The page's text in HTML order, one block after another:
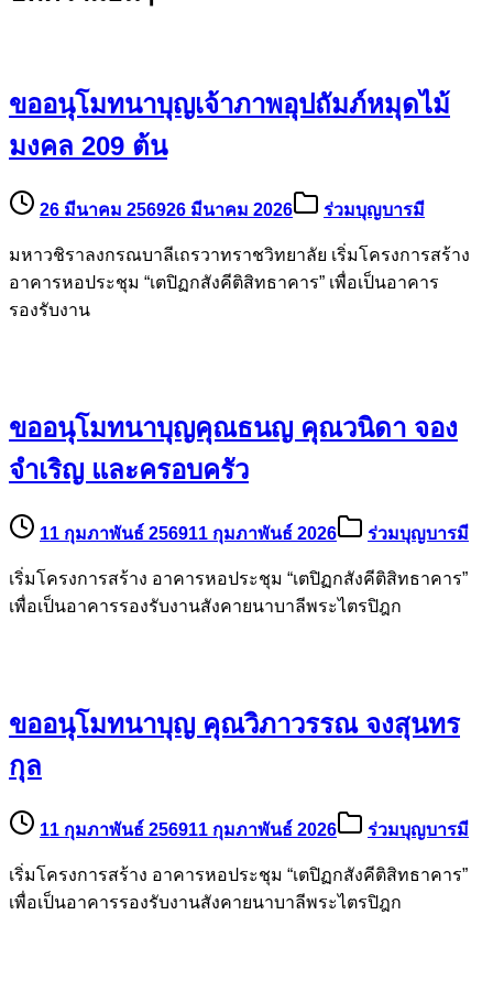
ขออนุโมทนาบุญเจ้าภาพอุปถัมภ์หมุดไม้
มงคล 209 ต้น
26 มีนาคม 256926 มีนาคม 2026 ร่วมบุญบารมี
มหาวชิราลงกรณบาลีเถรวาทราชวิทยาลัย เริ่มโครงการสร้าง
อาคารหอประชุม “เตปิฏกสังคีติสิทธาคาร” เพื่อเป็นอาคาร
รองรับงาน
ขออนุโมทนาบุญคุณธนญ คุณวนิดา จอง
จำเริญ และครอบครัว
11 กุมภาพันธ์ 256911 กุมภาพันธ์ 2026 ร่วมบุญบารมี
เริ่มโครงการสร้าง อาคารหอประชุม “เตปิฏกสังคีติสิทธาคาร”
เพื่อเป็นอาคารรองรับงานสังคายนาบาลีพระไตรปิฎก
ขออนุโมทนาบุญ คุณวิภาวรรณ จงสุนทร
กุล
11 กุมภาพันธ์ 256911 กุมภาพันธ์ 2026 ร่วมบุญบารมี
เริ่มโครงการสร้าง อาคารหอประชุม “เตปิฏกสังคีติสิทธาคาร”
เพื่อเป็นอาคารรองรับงานสังคายนาบาลีพระไตรปิฎก